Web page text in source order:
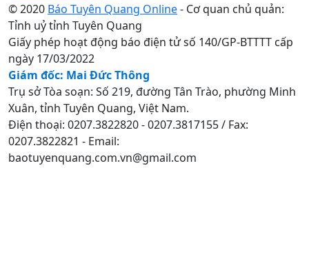
© 2020 Báo Tuyên Quang Online- Cơ quan chủ quản:
Tỉnh uỷ tỉnh Tuyên Quang
Giấy phép hoạt động báo điện tử số 140/GP-BTTTT cấp
ngày 17/03/2022
Giám đốc: Mai Đức Thông
Trụ sở Tòa soạn: Số 219, đường Tân Trào, phường Minh
Xuân, tỉnh Tuyên Quang, Việt Nam.
Điện thoại: 0207.3822820 - 0207.3817155 / Fax:
0207.3822821 - Email:
baotuyenquang.com.vn@gmail.com